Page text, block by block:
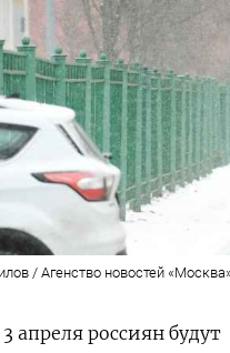
/ Агенство новостей
апреля россиян будут